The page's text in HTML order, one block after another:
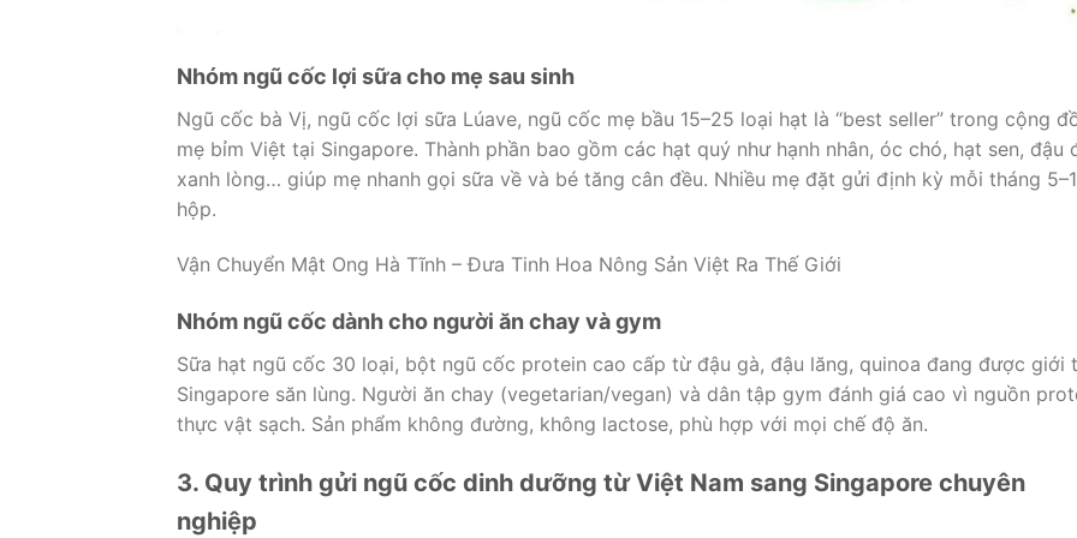
Nhóm ngũ cốc lợi sữa cho mẹ sau sinh
Ngũ cốc bà Vị, ngũ cốc lợi sữa Lúave, ngũ cốc mẹ bầu 15–25 loại hạt là “best seller” trong cộng
mẹ bỉm Việt tại Singapore. Thành phần bao gồm các hạt quý như hạnh nhân, óc chó, hạt sen, đậu
xanh lòng… giúp mẹ nhanh gọi sữa về và bé tăng cân đều. Nhiều mẹ đặt gửi định kỳ mỗi tháng
hộp.
Vận Chuyển Mật Ong Hà Tĩnh – Đưa Tinh Hoa Nông Sản Việt Ra Thế Giới
Nhóm ngũ cốc dành cho người ăn chay và gym
Sữa hạt ngũ cốc 30 loại, bột ngũ cốc protein cao cấp từ đậu gà, đậu lăng, quinoa đang được giới
Singapore săn lùng. Người ăn chay (vegetarian/vegan) và dân tập gym đánh giá cao vì nguồn
thực vật sạch. Sản phẩm không đường, không lactose, phù hợp với mọi chế độ ăn.
3. Quy trình gửi ngũ cốc dinh dưỡng từ Việt Nam sang Singapore chuyên
nghiệp